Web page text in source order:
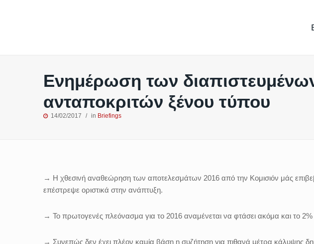
Ενημέρωση των
ανταποκριτών ξένου τύπου
14/02/2017 in Briefings
→ Η χθεσινή αναθεώρηση των αποτελεσμάτων 2016 από την Κομισιόν μάς
επέστρεψε οριστικά στην ανάπτυξη.
→ Το πρωτογενές πλεόνασμα για το 2016 αναμένεται να φτάσει ακόμα και το
→ Συνεπώς δεν έχει πλέον καμία βάση η συζήτηση για πιθανά μέτρα κάλυψης